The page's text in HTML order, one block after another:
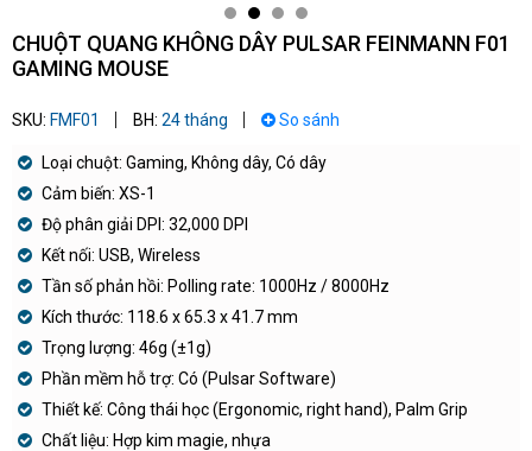
CHUỘT QUANG KHÔNG DÂY PULSAR FEINMANN F01
GAMING MOUSE
SKU: FMF01 BH: 24 tháng So sánh
Loại chuột: Gaming, Không dây, Có dây
Cảm biến: XS-1
Độ phân giải DPI: 32,000 DPI
Kết nối: USB, Wireless
Tần số phản hồi: Polling rate: 1000Hz / 8000Hz
Kích thước: 118.6 x 65.3 x 41.7 mm
Trọng lượng: 46g (±1g)
Phần mềm hỗ trợ: Có (Pulsar Software)
Thiết kế: Công thái học (Ergonomic, right hand), Palm Grip
Chất liệu: Hợp kim magie, nhựa